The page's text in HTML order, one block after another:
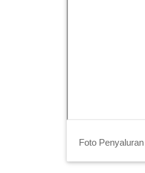
Foto Penyaluran